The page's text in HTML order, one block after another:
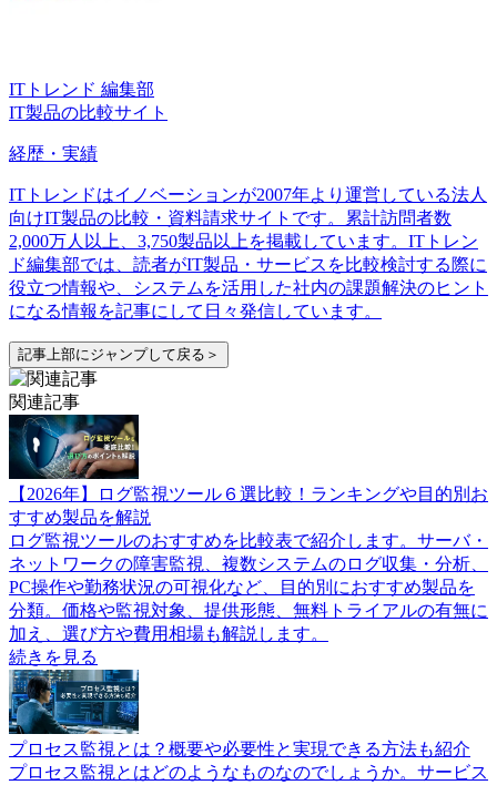
ITトレンド 編集部
IT製品の比較サイト
経歴・実績
ITトレンドはイノベーションが2007年より運営している法人
向けIT製品の比較・資料請求サイトです。累計訪問者数
2,000万人以上、3,750製品以上を掲載しています。ITトレン
ド編集部では、読者がIT製品・サービスを比較検討する際に
役立つ情報や、システムを活用した社内の課題解決のヒント
になる情報を記事にして日々発信しています。
記事上部にジャンプして戻る＞
関連記事
【2026年】ログ監視ツール６選比較！ランキングや目的別お
すすめ製品を解説
ログ監視ツールのおすすめを比較表で紹介します。サーバ・
ネットワークの障害監視、複数システムのログ収集・分析、
PC操作や勤務状況の可視化など、目的別におすすめ製品を
分類。価格や監視対象、提供形態、無料トライアルの有無に
加え、選び方や費用相場も解説します。
続きを見る
プロセス監視とは？概要や必要性と実現できる方法も紹介
プロセス監視とはどのようなものなのでしょうか。サービス